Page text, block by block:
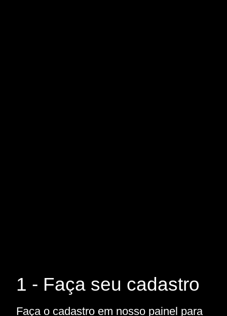
1 - Faça seu cadastro
Faça o cadastro em nosso painel para